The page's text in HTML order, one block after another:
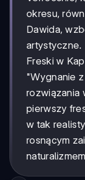
okresu,
Dawida,
artystyczne.
Freski w
"Wygnanie
rozwiązania
pierwszy
w tak
rosnącym